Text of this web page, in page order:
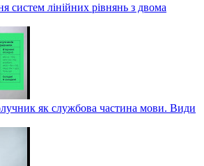
систем лінійних рівнянь з двома
як службова частина мови. Види